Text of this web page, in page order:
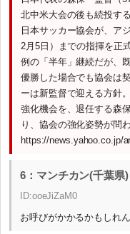
北中米大会の後も続投す
日本サッカー協会が、ア
2月5日）までの指揮を正
例の「半年」継続だが、
優勝した場合でも協会は
ーは新監督で迎える方針
強化機会を、退任する森
り、協会の強化姿勢が問
https://news.yahoo.co.jp/
6：マンチカン(千葉県
ID:ooeJiZaM0
お呼びがかかるかもしれ